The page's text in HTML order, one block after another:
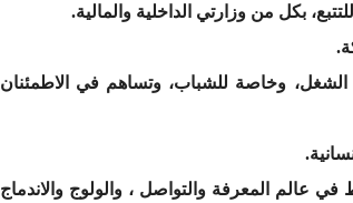
بكل من وزارتي الداخلية والمالية.
الشغل، وخاصة للشباب، وتساهم في الاطمئنان
في عالم المعرفة والتواصل ، والولوج والاندماج